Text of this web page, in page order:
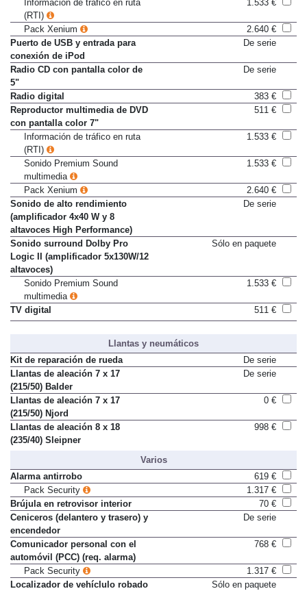
Información de tráfico en ruta
(RTI)
1.533 €
Pack Xenium
2.640 €
Puerto de USB y entrada para
conexión de iPod
De serie
Radio CD con pantalla color de
5"
De serie
Radio digital
383 €
Reproductor multimedia de DVD
con pantalla color 7"
511 €
Información de tráfico en ruta
(RTI)
1.533 €
Sonido Premium Sound
multimedia
1.533 €
Pack Xenium
2.640 €
Sonido de alto rendimiento
(amplificador 4x40 W y 8
altavoces High Performance)
De serie
Sonido surround Dolby Pro
Logic II (amplificador 5x130W/12
altavoces)
Sólo en paquete
Sonido Premium Sound
multimedia
1.533 €
TV digital 511 €
Llantas y neumáticos
Kit de reparación de rueda
De serie
Llantas de aleación 7 x 17
(215/50) Balder
De serie
Llantas de aleación 7 x 17
(215/50) Njord
0 €
Llantas de aleación 8 x 18
(235/40) Sleipner
998 €
Varios
Alarma antirrobo
619 €
Pack Security
1.317 €
Brújula en retrovisor interior
70 €
Ceniceros (delantero y trasero) y
encendedor
De serie
Comunicador personal con el
automóvil (PCC) (req. alarma)
768 €
Pack Security
1.317 €
Localizador de vehíclulo robado
Sólo en paquete